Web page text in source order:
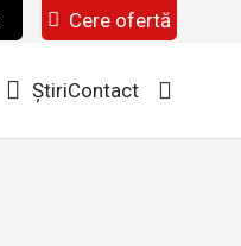
Cere ofertă
ȘtiriContact